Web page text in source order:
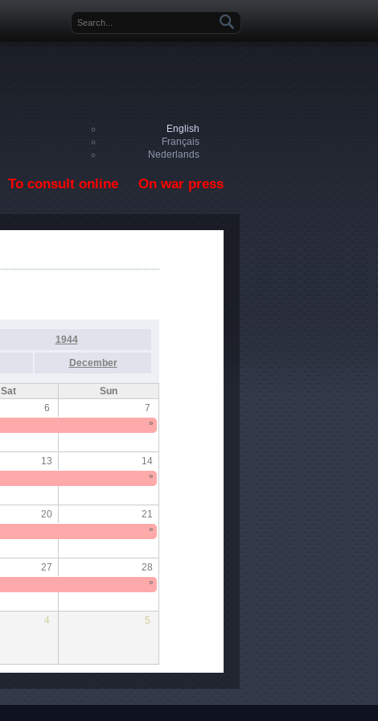
Search form
English
Français
Nederlands
To consult online On war press
1944
December
Sat
Sun
6 7
»
13 14
»
20 21
»
27 28
»
4 5